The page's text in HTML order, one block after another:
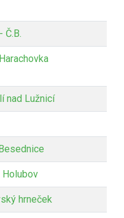
Č.B.
nad Lužnicí
Holubov
hrneček